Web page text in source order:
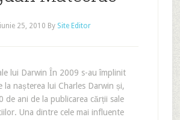
iunie 25, 2010 By Site Editor
lui Darwin În 2009 s-au împlinit
la nașterea lui Charles Darwin și,
de ani de la publicarea cărții sale
Una dintre cele mai influente